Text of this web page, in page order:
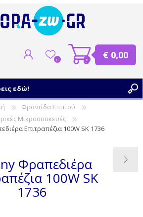
0 0 € 0,00
Φροντίδα Σπιτιού
Μικροσυσκευές
Επιτραπέζια 100W SK 1736
Φραπεδιέρα
100W SK
1736